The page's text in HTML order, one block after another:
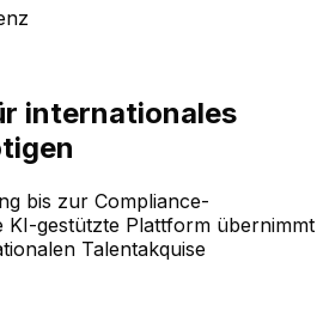
internationales
bis zur Compliance-
KI-gestützte Plattform übernimmt
Talentakquise